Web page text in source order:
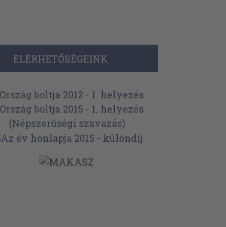
ELÉRHETŐSÉGEINK